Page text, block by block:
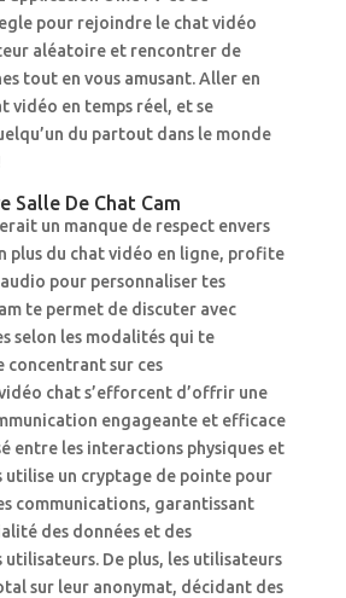
pour rejoindre le chat vidéo
aléatoire et rencontrer de
tout en vous amusant. Aller en
vidéo en temps réel, et se
du partout dans le monde
Salle De Chat Cam
un manque de respect envers
plus du chat vidéo en ligne, profite
pour personnaliser tes
te permet de discuter avec
selon les modalités qui te
concentrant sur ces
chat s’efforcent d’offrir une
engageante et efficace
entre les interactions physiques et
utilise un cryptage de pointe pour
communications, garantissant
des données et des
utilisateurs. De plus, les utilisateurs
sur leur anonymat, décidant des